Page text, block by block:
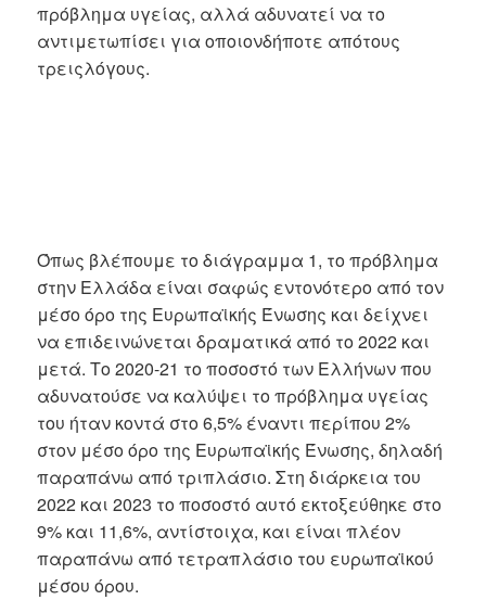
πρόβλημα υγείας, αλλά αδυνατεί να το
αντιμετωπίσει για οποιονδήποτε απότους
τρειςλόγους.
Όπως βλέπουμε το διάγραμμα 1, το πρόβλημα
στην Ελλάδα είναι σαφώς εντονότερο από τον
μέσο όρο της Ευρωπαϊκής Ένωσης και δείχνει
να επιδεινώνεται δραματικά από το 2022 και
μετά. Το 2020-21 το ποσοστό των Ελλήνων που
αδυνατούσε να καλύψει το πρόβλημα υγείας
του ήταν κοντά στο 6,5% έναντι περίπου 2%
στον μέσο όρο της Ευρωπαϊκής Ένωσης, δηλαδή
παραπάνω από τριπλάσιο. Στη διάρκεια του
2022 και 2023 το ποσοστό αυτό εκτοξεύθηκε στο
9% και 11,6%, αντίστοιχα, και είναι πλέον
παραπάνω από τετραπλάσιο του ευρωπαϊκού
μέσου όρου.